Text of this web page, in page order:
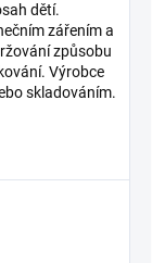
dětí.
zářením a
způsobu
Výrobce
skladováním.